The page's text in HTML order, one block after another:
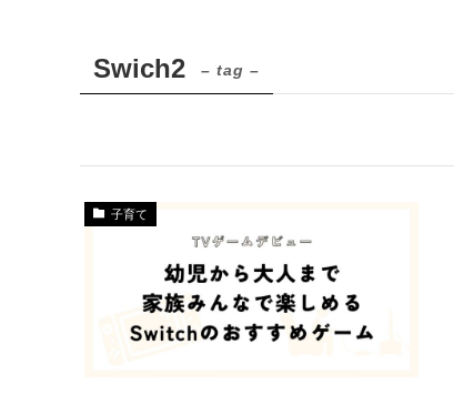
Swich2 – tag –
子育て